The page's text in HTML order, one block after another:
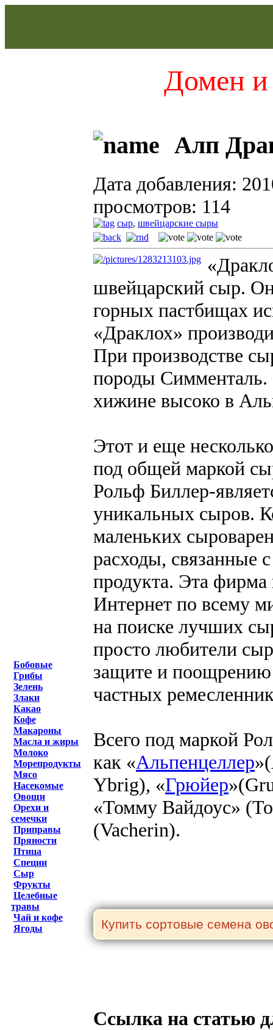
Домен и
Бобовые
Грибы
Зелень
Злаки
Какао
Кофе
Макароны
Масла и жиры
Молоко
Морепродукты
Мясо
Насекомые
Овощи
Орехи и
семечки
Приправы
Пряности
Птица
Специи
Сыр
Фрукты
Целебные
травы
Чай и кофе
Ягоды
Алп
Дата добавления:
просмотров: 114
сыр, швейцарские сыры
швейцарский сыр. Он
горных пастбищах
«Драклох»
При производстве
породы Симменталь.
хижине высоко в
Этот и еще
под общей маркой
Рольф Биллер-
уникальных сыров.
маленьких
расходы, связанные
продукта. Эта фирма
Интернет по всему
на поиске лучших
просто любители
защите и поощрению
частных
Всего под маркой
как «Альпенцеллер
Ybrig), «Грюйер
«Томму Вайдоус»
(Vacherin).
Ссылка на статью